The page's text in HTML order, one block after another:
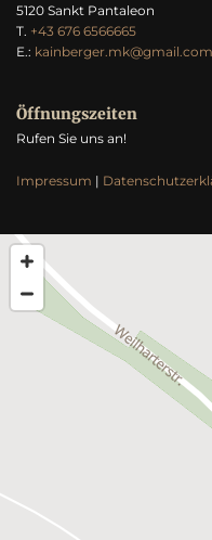
5120 Sankt Pantaleon
T. +43 676 6566665
E.: kainberger.mk@gmail.com
Öffnungszeiten
Rufen Sie uns an!
Impressum |